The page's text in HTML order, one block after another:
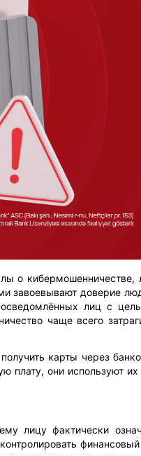
о кибермошенничестве,
завоевывают доверие
лиц с
чаще всего
карты через
плату, они используют
лицу фактически